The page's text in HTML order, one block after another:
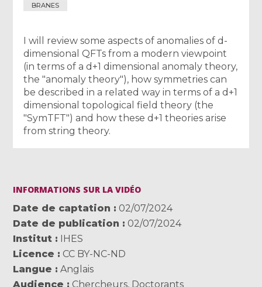
BRANES
I will review some aspects of anomalies of d-
dimensional QFTs from a modern viewpoint
(in terms of a d+1 dimensional anomaly theory,
the "anomaly theory"), how symmetries can
be described in a related way in terms of a d+1
dimensional topological field theory (the
"SymTFT") and how these d+1 theories arise
from string theory.
INFORMATIONS SUR LA VIDÉO
Date de captation
02/07/2024
Date de publication
02/07/2024
Institut
IHES
Licence
CC BY-NC-ND
Langue
Anglais
Audience
Chercheurs, Doctorants